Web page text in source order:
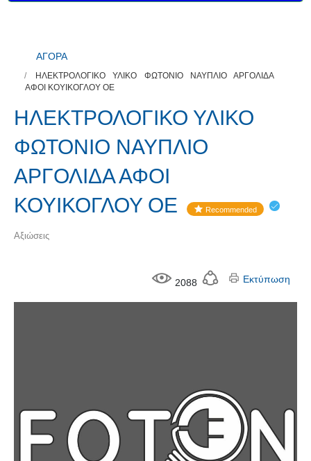
ΑΓΟΡΑ
ΗΛΕΚΤΡΟΛΟΓΙΚΟ ΥΛΙΚΟ ΦΩΤΟΝΙΟ ΝΑΥΠΛΙΟ ΑΡΓΟΛΙΔΑ
ΑΦΟΙ ΚΟΥΙΚΟΓΛΟΥ ΟΕ
ΗΛΕΚΤΡΟΛΟΓΙΚΟ ΥΛΙΚΟ
ΦΩΤΟΝΙΟ ΝΑΥΠΛΙΟ
ΑΡΓΟΛΙΔΑ ΑΦΟΙ
ΚΟΥΙΚΟΓΛΟΥ ΟΕ
Recommended
Αξιώσεις
2088 Εκτύπωση